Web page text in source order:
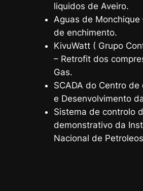
liquidos de Aveiro.
Aguas de Monchique
de enchimento.
KivuWatt ( Grupo
– Retrofit dos
Gas.
SCADA do Centro de
e Desenvolvimento
Sistema de controlo
demonstrativo da
Nacional de